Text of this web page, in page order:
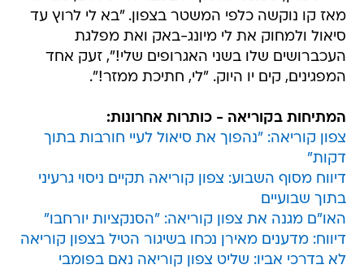
מאז קו נוקשה כלפי המשטר בצפון. "בא לי לרוץ עד
סיאול ולמחוק את לי מיונג-באק ואת מפלגת
העכברושים שלו בשני האגרופים שלי!", זעק אחד
המפגינים, קים יו היוק. "לי, חתיכת ממזר!".
המתיחות בקוריאה - כותרות אחרונות:
צפון קוריאה: "נהפוך את סיאול לעיי חורבות בתוך
דקות"
דיווח מסוף השבוע: צפון קוריאה תקיים ניסוי גרעיני
בתוך שבועיים
האו"ם מגנה את צפון קוריאה: "הסנקציות יורחבו"
דיווח: מדענים מאירן נכחו בשיגור הטיל בצפון קוריאה
לא בדרכי אביו: שליט צפון קוריאה נאם בפומבי